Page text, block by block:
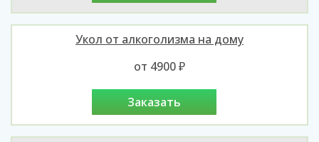
Укол от алкоголизма на дому
от 4900 ₽
заказать